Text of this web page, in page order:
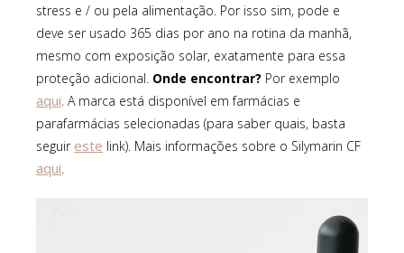
stress e / ou pela alimentação. Por isso sim, pode e
deve ser usado 365 dias por ano na rotina da manhã,
mesmo com exposição solar, exatamente para essa
proteção adicional. Onde encontrar? Por exemplo
aqui. A marca está disponível em farmácias e
parafarmácias selecionadas (para saber quais, basta
seguir este link). Mais informações sobre o Silymarin CF
aqui.